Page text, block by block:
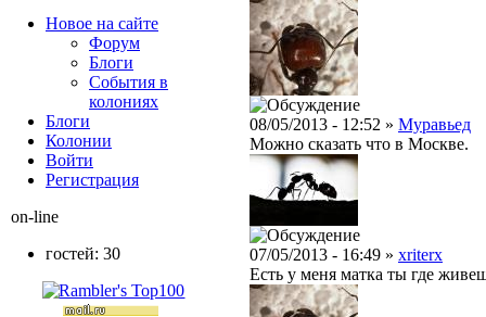
08/05/2013 - 12:52 » Муравьед
Можно сказать что в Москве.
07/05/2013 - 16:49 » xriterx
Есть у меня матка ты где
Новое на сайте
Форум
Блоги
События в
колониях
Блоги
Колонии
Войти
Peгиcтpaция
on-line
гостей: 30